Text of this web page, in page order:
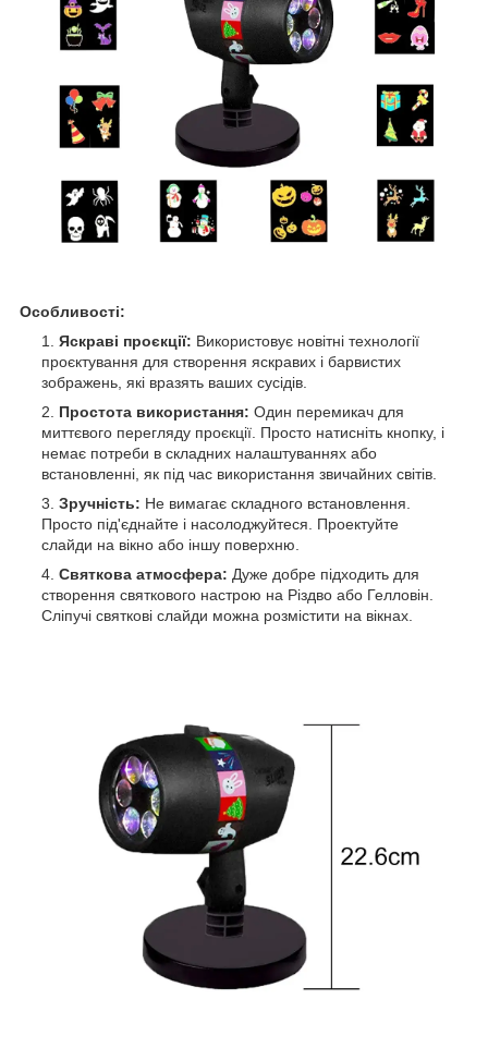
Особливості:
Яскраві проєкції: Використовує новітні технології
проєктування для створення яскравих і барвистих
зображень, які вразять ваших сусідів.
Простота використання: Один перемикач для
миттєвого перегляду проєкції. Просто натисніть кнопку, і
немає потреби в складних налаштуваннях або
встановленні, як під час використання звичайних світів.
Зручність: Не вимагає складного встановлення.
Просто під'єднайте і насолоджуйтеся. Проектуйте
слайди на вікно або іншу поверхню.
Святкова атмосфера: Дуже добре підходить для
створення святкового настрою на Різдво або Гелловін.
Сліпучі святкові слайди можна розмістити на вікнах.